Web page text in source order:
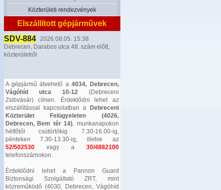
Közterületi rendezvények
Elszállított gépjárművek
SDV-884
2026.08.05. 15:38
Debrecen, Darabos utca 48. szám előtt,
közterületről
A gépjármű átvehető a4034, Debrecen,
Vágóhíd utca 10-12(Debreceni
Zsibvásár) címen. Érdeklődni lehet az
elszállítással kapcsolatban a
Debreceni
Közterület Felügyeleten (4026,
Debrecen, Bem tér 14), munkanapokon
hétfőtől csütörtökig 7.30-16.00-ig,
pénteken 7.30-13.30-ig, illetve az
52/502530vagy a 30/4882100
telefonszámokon.
Érdeklődni lehet a Pannon Guard
Biztonsági Szolgáltató ZRT, mint
közreműködő (4030, Debrecen, Vágóhíd